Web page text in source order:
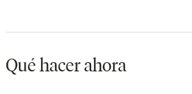
Qué hacer ahora